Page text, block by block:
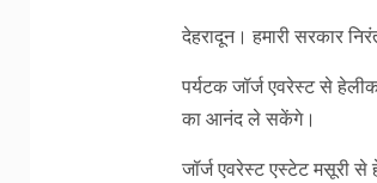
देहरादून। हमारी सरकार
पर्यटक जॉर्ज एवरेस्ट से
का आनंद ले सकेंगे।
जॉर्ज एवरेस्ट एस्टेट मसूरी से